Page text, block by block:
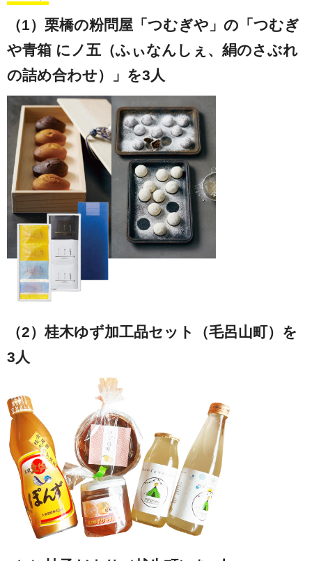
（1）栗橋の粉問屋「つむぎや」の「つむぎ
や青箱 にノ五（ふぃなんしぇ、絹のさぶれ
の詰め合わせ）」を3人
（2）桂木ゆず加工品セット（毛呂山町）を
3人